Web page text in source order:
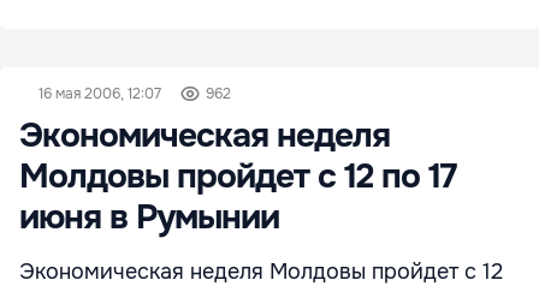
16 мая 2006, 12:07 962
Экономическая неделя
Молдовы пройдет с 12 по 17
июня в Румынии
Экономическая неделя Молдовы пройдет с 12